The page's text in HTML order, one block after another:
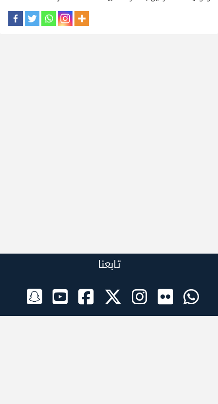
تابعنا